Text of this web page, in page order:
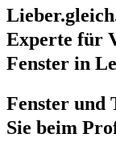
Experte für
Fenster in
Fenster und
Sie beim